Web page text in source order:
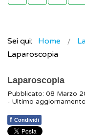
Sei qui: Home
Laparoscopia
Laparoscopia
Pubblicato: 08 Marzo
- Ultimo
f Condividi